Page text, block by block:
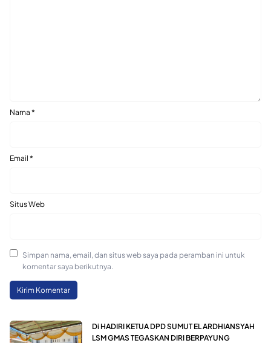
Nama *
Email *
Situs Web
Simpan nama, email, dan situs web saya pada peramban ini untuk
komentar saya berikutnya.
Di HADIRI KETUA DPD SUMUT EL ARDHIANSYAH
LSM GMAS TEGASKAN DIRI BERPAYUNG